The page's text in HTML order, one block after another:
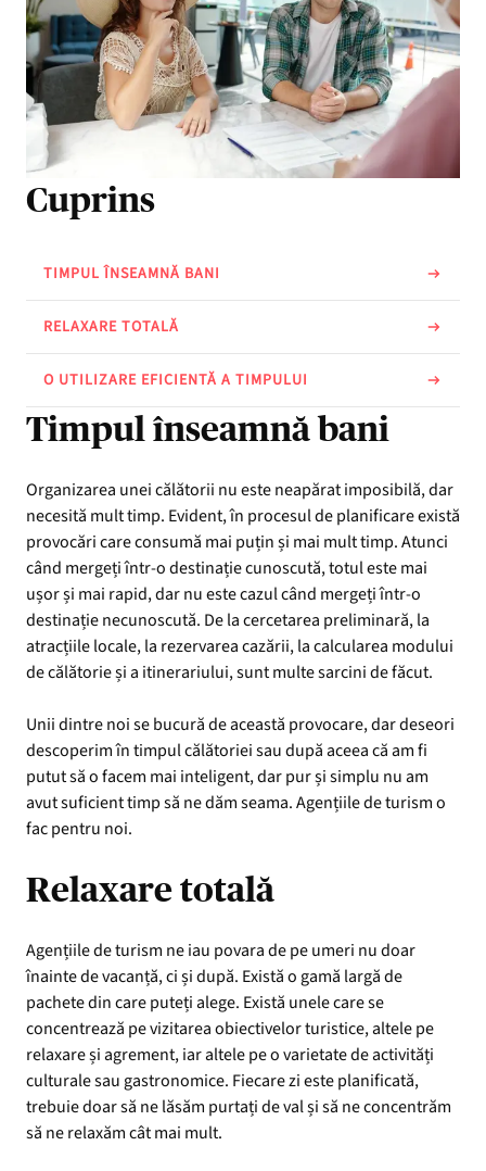
Cuprins
TIMPUL ÎNSEAMNĂ BANI
RELAXARE TOTALĂ
O UTILIZARE EFICIENTĂ A TIMPULUI
Timpul înseamnă bani
Organizarea unei călătorii nu este neapărat imposibilă, dar
necesită mult timp. Evident, în procesul de planificare există
provocări care consumă mai puțin și mai mult timp. Atunci
când mergeți într-o destinație cunoscută, totul este mai
ușor și mai rapid, dar nu este cazul când mergeți într-o
destinație necunoscută. De la cercetarea preliminară, la
atracțiile locale, la rezervarea cazării, la calcularea modului
de călătorie și a itinerariului, sunt multe sarcini de făcut.
Unii dintre noi se bucură de această provocare, dar deseori
descoperim în timpul călătoriei sau după aceea că am fi
putut să o facem mai inteligent, dar pur și simplu nu am
avut suficient timp să ne dăm seama. Agențiile de turism o
fac pentru noi.
Relaxare totală
Agențiile de turism ne iau povara de pe umeri nu doar
înainte de vacanță, ci și după. Există o gamă largă de
pachete din care puteți alege. Există unele care se
concentrează pe vizitarea obiectivelor turistice, altele pe
relaxare și agrement, iar altele pe o varietate de activități
culturale sau gastronomice. Fiecare zi este planificată,
trebuie doar să ne lăsăm purtați de val și să ne concentrăm
să ne relaxăm cât mai mult.